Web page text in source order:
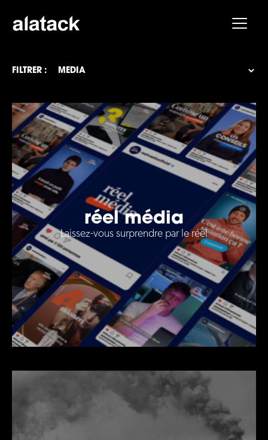
FILTRER :
réel média
Laissez-vous surprendre par le réel